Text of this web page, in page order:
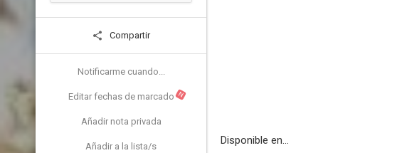
Compartir
Notificarme cuando...
Editar fechas de marcado N
Añadir nota privada
Añadir a la lista/s Disponible en...